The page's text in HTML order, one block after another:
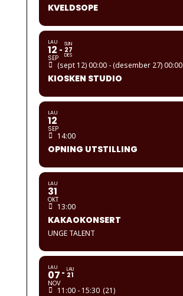
KVELDSOPE
LAU
12
SEP
SUN
27
DES
(sept 12) 00:00 - (desember 27) 00:00
KIOSKEN STUDIO
LAU
12
SEP
14:00
OPNING UTSTILLING
LAU
31
OKT
13:00
KAKAOKONSERT
UNGE TALENT
LAU
07
NOV
LAU
21
11:00 - 15:30 (21)